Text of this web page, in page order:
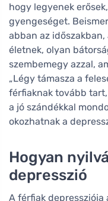
hogy legyenek
gyengeséget.
abban az
életnek, olyan
szembemegy azzal,
„Légy támasza a
férfiaknak tovább
a jó szándékkal
okozhatnak a
Hogyan
depresszió
A férfiak depressziója